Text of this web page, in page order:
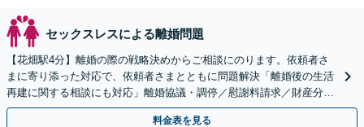
セックスレスによる離婚問題
【花畑駅4分】離婚の際の戦略決めからご相談にのります。依頼者さ
まに寄り添った対応で、依頼者さまとともに問題解決「離婚後の生活
再建に関する相談にも対応」離婚協議・調停／慰謝料請求／財産分与
／親権・養育費・面会交流／婚姻費用など【子連れ相談可】
料金表を見る